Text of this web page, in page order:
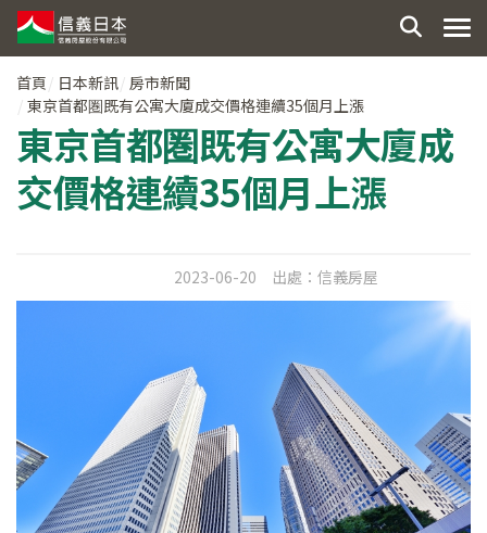
首頁 日本新訊 房市新聞
東京首都圏既有公寓大廈成交價格連續35個月上漲
東京首都圏既有公寓大廈成
交價格連續35個月上漲
2023-06-20 出處： 信義房屋